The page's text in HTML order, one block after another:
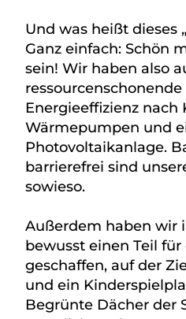
Und was heißt dieses
Ganz einfach: Schön
sein! Wir haben also
Energieeffizienz nach
Wärmepumpen und
Photovoltaikanlage.
barrierefrei sind
sowieso.
Außerdem haben wir
bewusst einen Teil
geschaffen, auf der
und ein
Begrünte Dächer der